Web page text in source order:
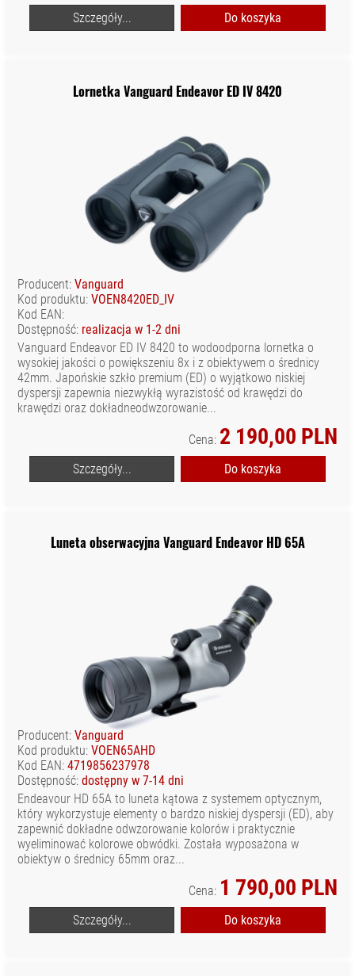
Szczegóły... Do koszyka
Lornetka Vanguard Endeavor ED IV 8420
Producent: Vanguard
Kod produktu: VOEN8420ED_IV
Kod EAN:
Dostępność: realizacja w 1-2 dni
Vanguard Endeavor ED IV 8420 to wodoodporna lornetka o
wysokiej jakości o powiększeniu 8x i z obiektywem o średnicy
42mm. Japońskie szkło premium (ED) o wyjątkowo niskiej
dyspersji zapewnia niezwykłą wyrazistość od krawędzi do
krawędzi oraz dokładneodwzorowanie...
Cena: 2 190,00 PLN
Szczegóły... Do koszyka
Luneta obserwacyjna Vanguard Endeavor HD 65A
Producent: Vanguard
Kod produktu: VOEN65AHD
Kod EAN: 4719856237978
Dostępność: dostępny w 7-14 dni
Endeavour HD 65A to luneta kątowa z systemem optycznym,
który wykorzystuje elementy o bardzo niskiej dyspersji (ED), aby
zapewnić dokładne odwzorowanie kolorów i praktycznie
wyeliminować kolorowe obwódki. Została wyposażona w
obiektyw o średnicy 65mm oraz...
Cena: 1 790,00 PLN
Szczegóły... Do koszyka